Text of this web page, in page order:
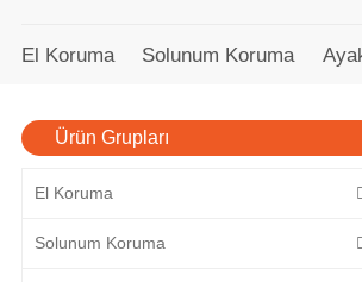
El Koruma Solunum Koruma
Ürün Grupları
El Koruma
Solunum Koruma